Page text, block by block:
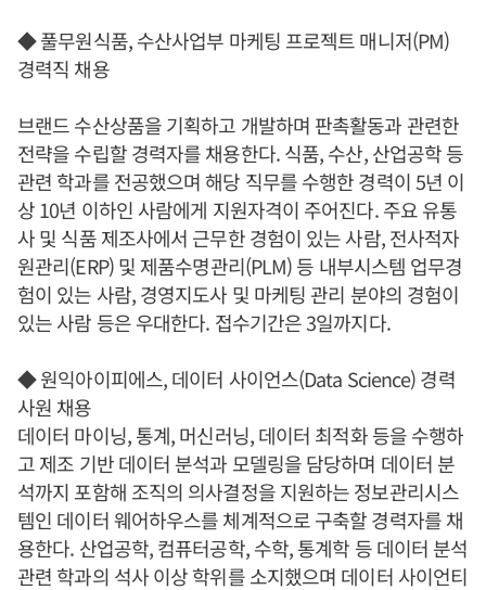
◆ 풀무원식품, 수산사업부 마케팅 프로젝트 매니저(PM)
경력직 채용
브랜드 수산상품을 기획하고 개발하며 판촉활동과 관련한
전략을 수립할 경력자를 채용한다. 식품, 수산, 산업공학 등
관련 학과를 전공했으며 해당 직무를 수행한 경력이 5년 이
상 10년 이하인 사람에게 지원자격이 주어진다. 주요 유통
사 및 식품 제조사에서 근무한 경험이 있는 사람, 전사적자
원관리(ERP) 및 제품수명관리(PLM) 등 내부시스템 업무경
험이 있는 사람, 경영지도사 및 마케팅 관리 분야의 경험이
있는 사람 등은 우대한다. 접수기간은 3일까지다.
◆ 원익아이피에스, 데이터 사이언스(Data Science) 경력
사원 채용
데이터 마이닝, 통계, 머신러닝, 데이터 최적화 등을 수행하
고 제조 기반 데이터 분석과 모델링을 담당하며 데이터 분
석까지 포함해 조직의 의사결정을 지원하는 정보관리시스
템인 데이터 웨어하우스를 체계적으로 구축할 경력자를 채
용한다. 산업공학, 컴퓨터공학, 수학, 통계학 등 데이터 분석
관련 학과의 석사 이상 학위를 소지했으며 데이터 사이언티